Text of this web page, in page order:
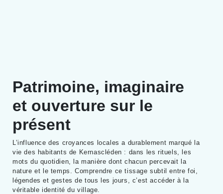
Patrimoine, imaginaire
et ouverture sur le
présent
L’influence des croyances locales a durablement marqué la
vie des habitants de Kernascléden : dans les rituels, les
mots du quotidien, la manière dont chacun percevait la
nature et le temps. Comprendre ce tissage subtil entre foi,
légendes et gestes de tous les jours, c’est accéder à la
véritable identité du village.